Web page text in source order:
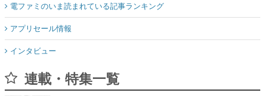
インタビュー
連載・特集一覧
くの人々に読まれた、電ファミ渾身の“殿堂入り”記事をまとめま
した。